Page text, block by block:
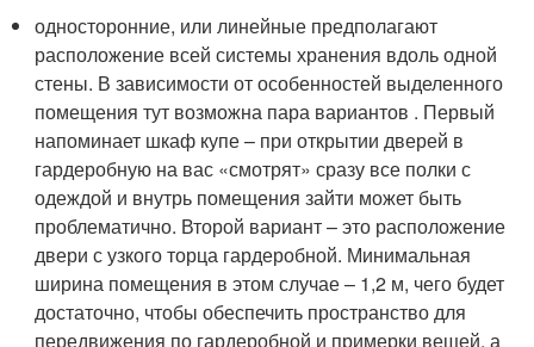
односторонние, или линейные предполагают
расположение всей системы хранения вдоль одной
стены. В зависимости от особенностей выделенного
помещения тут возможна пара вариантов . Первый
напоминает шкаф купе – при открытии дверей в
гардеробную на вас «смотрят» сразу все полки с
одеждой и внутрь помещения зайти может быть
проблематично. Второй вариант – это расположение
двери с узкого торца гардеробной. Минимальная
ширина помещения в этом случае – 1,2 м, чего будет
достаточно, чтобы обеспечить пространство для
передвижения по гардеробной и примерки вещей, а